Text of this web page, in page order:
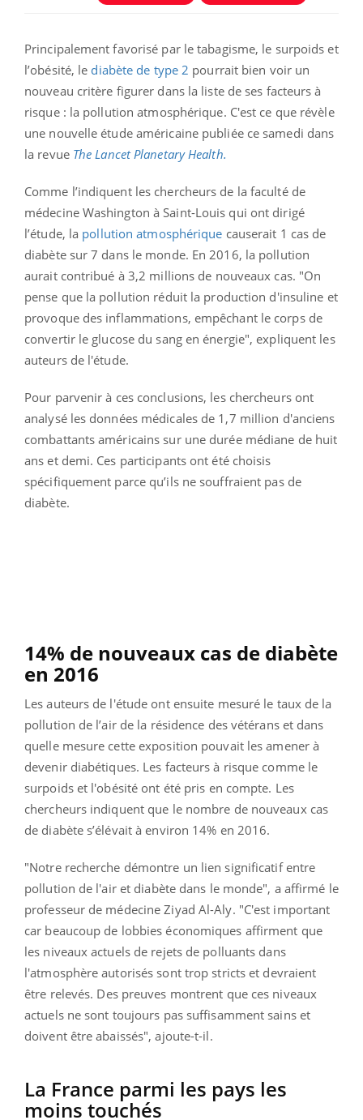
Principalement favorisé par le tabagisme, le surpoids et
l’obésité, le diabète de type 2 pourrait bien voir un
nouveau critère figurer dans la liste de ses facteurs à
risque : la pollution atmosphérique. C'est ce que révèle
une nouvelle étude américaine publiée ce samedi dans
la revue The Lancet Planetary Health.
Comme l’indiquent les chercheurs de la faculté de
médecine Washington à Saint-Louis qui ont dirigé
l’étude, la pollution atmosphérique causerait 1 cas de
diabète sur 7 dans le monde. En 2016, la pollution
aurait contribué à 3,2 millions de nouveaux cas. "On
pense que la pollution réduit la production d'insuline et
provoque des inflammations, empêchant le corps de
convertir le glucose du sang en énergie", expliquent les
auteurs de l'étude.
Pour parvenir à ces conclusions, les chercheurs ont
analysé les données médicales de 1,7 million d'anciens
combattants américains sur une durée médiane de huit
ans et demi. Ces participants ont été choisis
spécifiquement parce qu’ils ne souffraient pas de
diabète.
14% de nouveaux cas de diabète
en 2016
Les auteurs de l'étude ont ensuite mesuré le taux de la
pollution de l’air de la résidence des vétérans et dans
quelle mesure cette exposition pouvait les amener à
devenir diabétiques. Les facteurs à risque comme le
surpoids et l'obésité ont été pris en compte. Les
chercheurs indiquent que le nombre de nouveaux cas
de diabète s’élévait à environ 14% en 2016.
"Notre recherche démontre un lien significatif entre
pollution de l'air et diabète dans le monde", a affirmé le
professeur de médecine Ziyad Al-Aly. "C'est important
car beaucoup de lobbies économiques affirment que
les niveaux actuels de rejets de polluants dans
l'atmosphère autorisés sont trop stricts et devraient
être relevés. Des preuves montrent que ces niveaux
actuels ne sont toujours pas suffisamment sains et
doivent être abaissés", ajoute-t-il.
La France parmi les pays les
moins touchés